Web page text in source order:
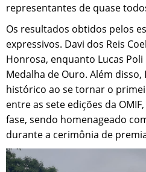
representantes de quase
Os resultados obtidos pelos
expressivos. Davi dos Reis
Honrosa, enquanto Lucas
Medalha de Ouro. Além
histórico ao se tornar o
entre as sete edições da
fase, sendo homenageado
durante a cerimônia de